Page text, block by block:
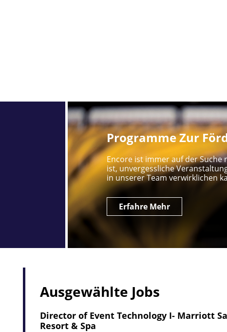
Programme Zur
Encore ist immer auf der
ist, unvergessliche
in unserer Team verwirklichen
Erfahre Mehr
Ausgewählte Jobs
Director of Event Technology I- Marriott
Resort & Spa